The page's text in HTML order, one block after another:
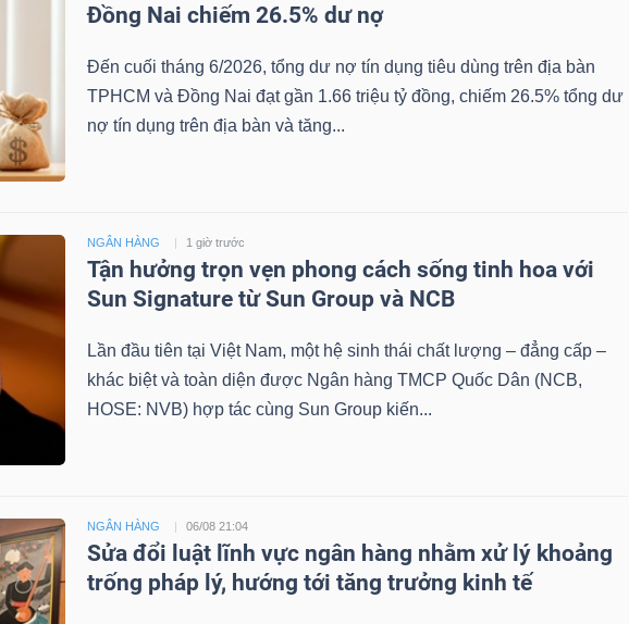
Đồng Nai chiếm 26.5% dư nợ
Đến cuối tháng 6/2026, tổng dư nợ tín dụng tiêu dùng trên địa bàn
TPHCM và Đồng Nai đạt gần 1.66 triệu tỷ đồng, chiếm 26.5% tổng dư
nợ tín dụng trên địa bàn và tăng...
NGÂN HÀNG 1 giờ trước
Tận hưởng trọn vẹn phong cách sống tinh hoa với
Sun Signature từ Sun Group và NCB
Lần đầu tiên tại Việt Nam, một hệ sinh thái chất lượng – đẳng cấp –
khác biệt và toàn diện được Ngân hàng TMCP Quốc Dân (NCB,
HOSE: NVB) hợp tác cùng Sun Group kiến...
NGÂN HÀNG 06/08 21:04
Sửa đổi luật lĩnh vực ngân hàng nhằm xử lý khoảng
trống pháp lý, hướng tới tăng trưởng kinh tế